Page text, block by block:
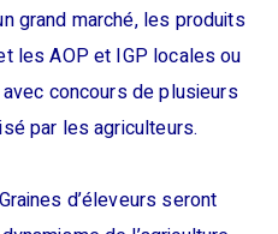
grand marché, les produits
les AOP et IGP locales ou
concours de plusieurs
par les agriculteurs.
d’éleveurs seront